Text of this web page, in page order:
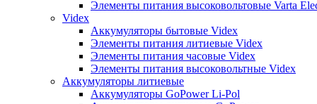
Элементы питания высоковольтовые Varta
Videx
Аккумуляторы бытовые Videx
Элементы питания литиевые Videx
Элементы питания часовые Videx
Элементы питания высоковольтные Videx
Аккумуляторы литиевые
Аккумуляторы GoPower Li-Pol